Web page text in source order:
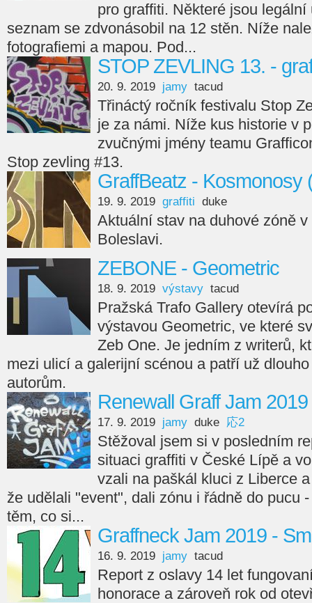
pro graffiti. Některé jsou
seznam se zdvonásobil na 12 stěn. Níže
fotografiemi a mapou. Pod...
STOP ZEVLING 13. -
20. 9. 2019 jamy tacud
Třináctý ročník festivalu Stop
je za námi. Níže kus historie v
zvučnými jmény teamu
Stop zevling #13.
GraffBeatz - Kosmonosy
19. 9. 2019 graffiti duke
Aktuální stav na duhové zóně
Boleslavi.
ZEBONE - Geometric
18. 9. 2019 výstavy tacud
Pražská Trafo Gallery otevírá
výstavou Geometric, ve které
Zeb One. Je jedním z writerů,
mezi ulicí a galerijní scénou a patří už
autorům.
Renewall Graff Jam
17. 9. 2019 jamy duke 応2
Stěžoval jsem si v posledním
situaci graffiti v České Lípě a
vzali na paškál kluci z Liberce
že udělali "event", dali zónu i řádně do pucu
těm, co si...
Graffneck Jam 2019 -
16. 9. 2019 jamy tacud
Report z oslavy 14 let
honorace a zároveň rok od